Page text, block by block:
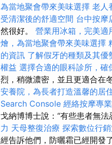
為當地聚會帶來美味選擇 老人
受清潔後的舒適空間 台中按摩
然很好。 營業用冰箱，完美適
燴，為當地聚會帶來美味選擇
的資訊 了解假牙的種類及其優
權益 選擇合適的眼科診所，確
烈，稍微濃密，並且更適合在
安養院，為長者打造溫馨的居
Search Console 經絡按摩專
戈納博博士說：“有些患者無
力 天母整復治療 探索數位行
經告訴他們，防曬霜已經開發